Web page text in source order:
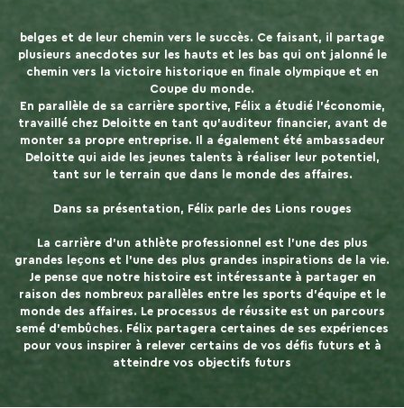
belges et de leur chemin vers le succès. Ce faisant, il partage
plusieurs anecdotes sur les hauts et les bas qui ont jalonné le
chemin vers la victoire historique en finale olympique et en
Coupe du monde.
En parallèle de sa carrière sportive, Félix a étudié l’économie,
travaillé chez Deloitte en tant qu’auditeur financier, avant de
monter sa propre entreprise. Il a également été ambassadeur
Deloitte qui aide les jeunes talents à réaliser leur potentiel,
tant sur le terrain que dans le monde des affaires.
Dans sa présentation, Félix parle des Lions rouges
La carrière d’un athlète professionnel est l’une des plus
grandes leçons et l’une des plus grandes inspirations de la vie.
Je pense que notre histoire est intéressante à partager en
raison des nombreux parallèles entre les sports d’équipe et le
monde des affaires. Le processus de réussite est un parcours
semé d’embûches. Félix partagera certaines de ses expériences
pour vous inspirer à relever certains de vos défis futurs et à
atteindre vos objectifs futurs